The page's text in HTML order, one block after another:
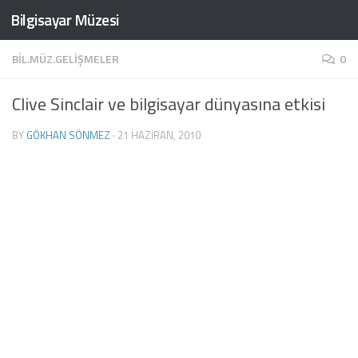
Skip to content
Bilgisayar Müzesi
BIL.MÜZ.GELIŞMELER 0
Clive Sinclair ve bilgisayar dünyasına etkisi
BY GÖKHAN SÖNMEZ · 21 HAZIRAN, 2010